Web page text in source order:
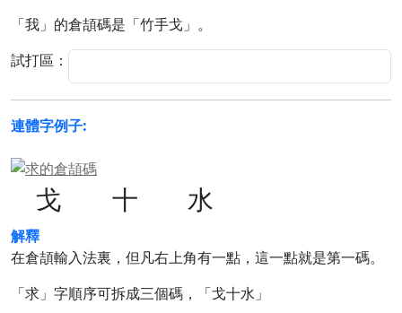
「我」的倉頡碼是「竹手戈」。
試打區：
連體字例子:
戈 十 水
解釋
在倉頡輸入法裏，但凡右上角有一點，這一點就是第一碼。
「求」字順序可拆成三個碼，「戈十水」